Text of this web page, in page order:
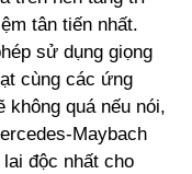
tân tiến nhất.
sử dụng giọng
cùng các ứng
không quá nếu nói,
Maybach
độc nhất cho